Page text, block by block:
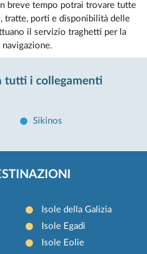
breve tempo potrai trovare tutte
tratte, porti e disponibilità delle
il servizio traghetti per la
navigazione.
tutti i collegamenti
Sikinos
Isole della Galizia
Isole Egadi
Isole Eolie